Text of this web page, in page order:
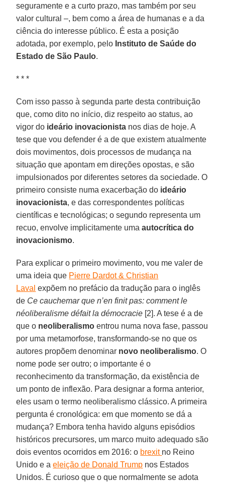
seguramente e a curto prazo, mas também por seu
valor cultural –, bem como a área de humanas e a da
ciência do interesse público. É esta a posição
adotada, por exemplo, pelo Instituto de Saúde do
Estado de São Paulo.
* * *
Com isso passo à segunda parte desta contribuição
que, como dito no início, diz respeito ao status, ao
vigor do ideário inovacionista nos dias de hoje. A
tese que vou defender é a de que existem atualmente
dois movimentos, dois processos de mudança na
situação que apontam em direções opostas, e são
impulsionados por diferentes setores da sociedade. O
primeiro consiste numa exacerbação do ideário
inovacionista, e das correspondentes políticas
científicas e tecnológicas; o segundo representa um
recuo, envolve implicitamente umaautocrítica do
inovacionismo.
Para explicar o primeiro movimento, vou me valer de
uma ideia que Pierre Dardot & Christian
Laval expõem no prefácio da tradução para o inglês
de Ce cauchemar que n’en finit pas: comment le
néoliberalisme défait la démocracie [2]. A tese é a de
que o neoliberalismo entrou numa nova fase, passou
por uma metamorfose, transformando-se no que os
autores propõem denominar novo neoliberalismo. O
nome pode ser outro; o importante é o
reconhecimento da transformação, da existência de
um ponto de inflexão. Para designar a forma anterior,
eles usam o termo neoliberalismo clássico. A primeira
pergunta é cronológica: em que momento se dá a
mudança? Embora tenha havido alguns episódios
históricos precursores, um marco muito adequado são
dois eventos ocorridos em 2016: o brexit no Reino
Unido e aeleição de Donald Trump nos Estados
Unidos. É curioso que o que normalmente se adota